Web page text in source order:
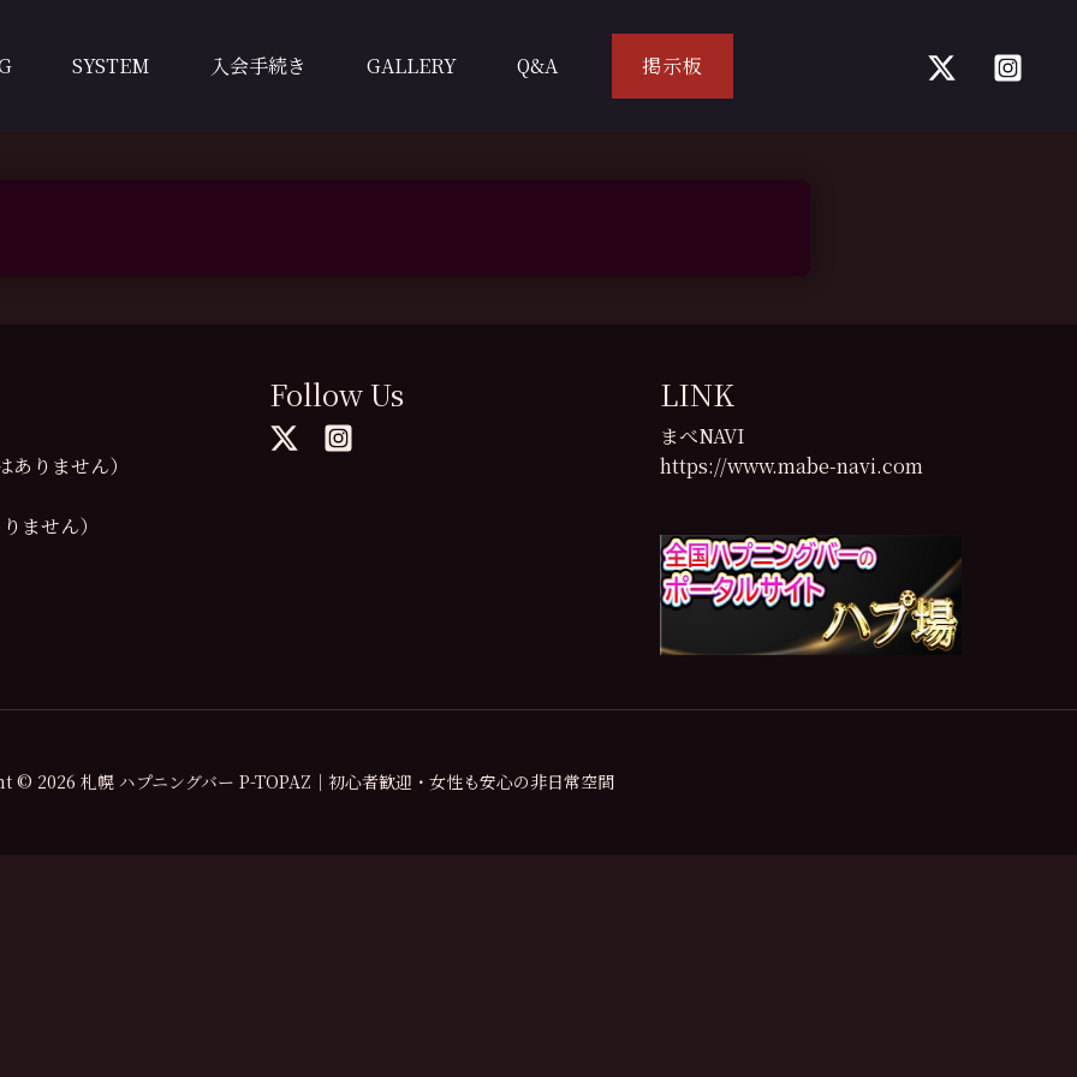
SYSTEM 入会手続き GALLERY Q&A 掲示板
りません）
ません）
Follow Us LINK
まべNAVI
https://www.mabe-navi.com
2026 札幌 ハプニングバー P-TOPAZ｜初心者歓迎・女性も安心の非日常空間